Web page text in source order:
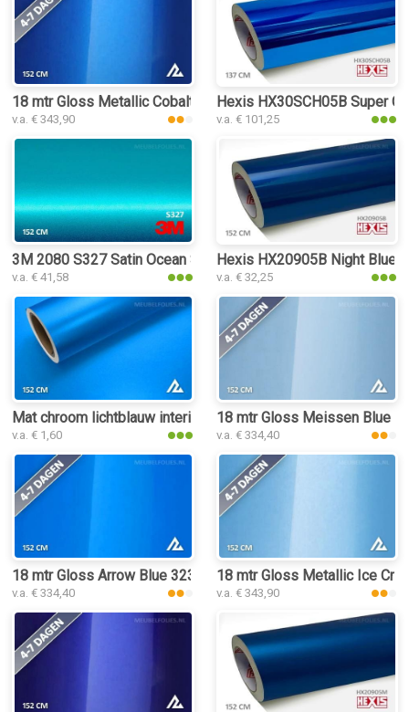
18 mtr Gloss Metallic Cobalt Blue 3148 interieurfolie
v.a. € 343,90
Hexis HX30SCH05B Super
v.a. € 101,25
3M 2080 S327 Satin Ocean Shimmer interieurfolie
v.a. € 41,58
Hexis HX20905B Night Blue
v.a. € 32,25
Mat chroom lichtblauw interieurfolie
v.a. € 1,60
18 mtr Gloss Meissen Blue
v.a. € 334,40
18 mtr Gloss Arrow Blue 3239 interieurfolie
v.a. € 334,40
18 mtr Gloss Metallic Ice
v.a. € 343,90